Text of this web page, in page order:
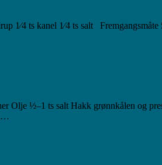
1⁄4 ts kanel 1⁄4 ts salt
Olje ½–1 ts salt Hakk grønnkålen og